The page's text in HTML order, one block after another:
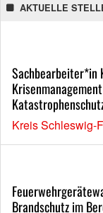
AKTUELLE
Sachbearbeiter*in
Kreis Schleswig-
Brandschutz im